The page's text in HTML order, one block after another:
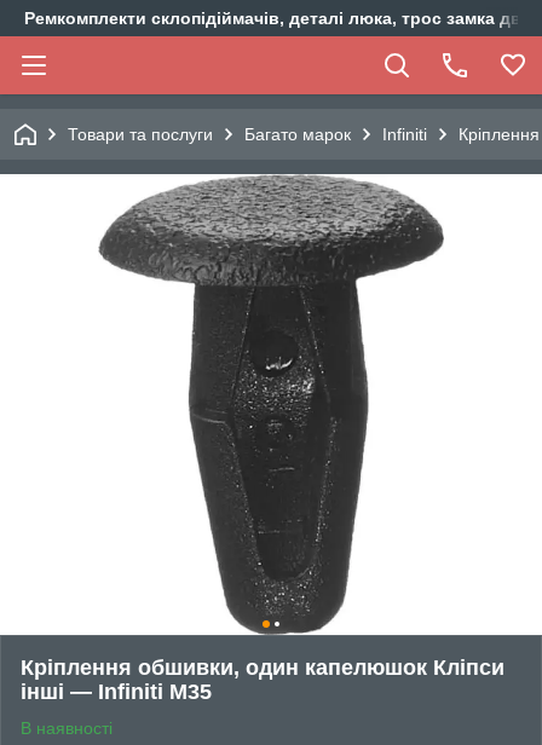
Ремкомплекти склопідіймачів, деталі люка, трос замка
Товари та послуги Багато марок Infiniti
Кріплення обшивки, один капелюшок Кліпси
інші — Infiniti M35
В наявності